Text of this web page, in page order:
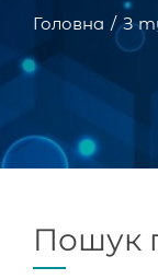
Головна З
Пошук